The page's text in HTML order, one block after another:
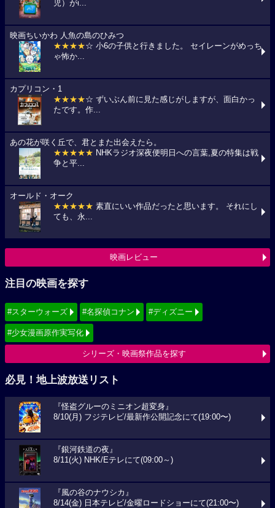
児）がi...
映画ちいかわ 人魚の島のひみつ
★★★★☆ 小6の子供と行きました。 セイレーンがめっち
ゃ怖か...
カプリコン・1
★★★★☆ ずいぶん前に見た感じがしますが、面白かっ
たです。作...
あの花が咲く丘で、君とまた出会えたら。
★★★★★ NHKラジオ深夜便明日への言葉,夏の特集は戦
争と平...
オールド・オーク
★★★★★ 素直にいい作品だったと思います。 それにし
ても、永...
映画レビュー
注目の映画を探す
#スターウォーズ #名探偵コナン #ディズニー
#少女漫画原作実写化
シリーズ・映画祭作品を探す
必見！地上波放送リスト
『怪盗グルーのミニオン超変身』
8/10(月) フジテレビ/最新作公開記念にて(19:00〜)
『銀河鉄道の夜』
8/11(火) NHK/Eテレにて(09:00～)
『風の谷のナウシカ』
8/14(金) 日本テレビ/金曜ロードショーにて(21:00〜)